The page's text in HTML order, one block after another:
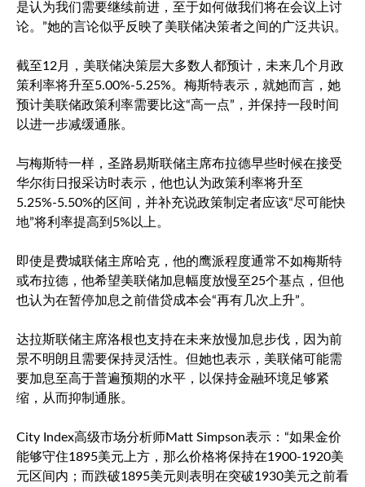
是认为我们需要继续前进，至于如何做我们将在会议上讨
论。”她的言论似乎反映了美联储决策者之间的广泛共识。
截至12月，美联储决策层大多数人都预计，未来几个月政
策利率将升至5.00%-5.25%。梅斯特表示，就她而言，她
预计美联储政策利率需要比这“高一点”，并保持一段时间
以进一步减缓通胀。
与梅斯特一样，圣路易斯联储主席布拉德早些时候在接受
华尔街日报采访时表示，他也认为政策利率将升至
5.25%-5.50%的区间，并补充说政策制定者应该“尽可能快
地”将利率提高到5%以上。
即使是费城联储主席哈克，他的鹰派程度通常不如梅斯特
或布拉德，他希望美联储加息幅度放慢至25个基点，但他
也认为在暂停加息之前借贷成本会“再有几次上升”。
达拉斯联储主席洛根也支持在未来放慢加息步伐，因为前
景不明朗且需要保持灵活性。但她也表示，美联储可能需
要加息至高于普遍预期的水平，以保持金融环境足够紧
缩，从而抑制通胀。
City Index高级市场分析师Matt Simpson表示：“如果金价
能够守住1895美元上方，那么价格将保持在1900-1920美
元区间内；而跌破1895美元则表明在突破1930美元之前看